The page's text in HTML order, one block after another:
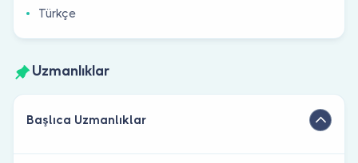
Türkçe
Uzmanlıklar
Başlıca Uzmanlıklar